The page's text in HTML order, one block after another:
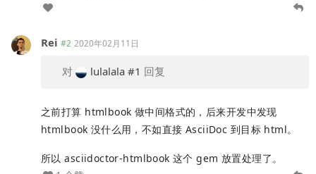
Rei #2 2020年02月11日
对 lulalala #1 回复
之前打算 htmlbook 做中间格式的，后来开发中发现
htmlbook 没什么用，不如直接 AsciiDoc 到目标 html。
所以 asciidoctor-htmlbook 这个 gem 放置处理了。